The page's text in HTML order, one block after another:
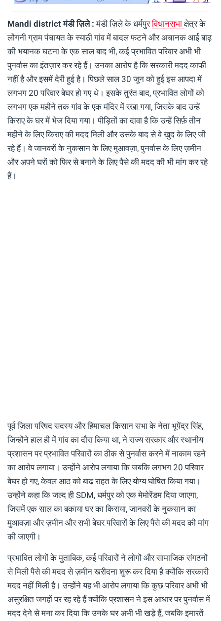
Mandi district मंडी ज़िले : मंडी ज़िले के धर्मपुरविधानसभा क्षेत्र के
लोंगनी ग्राम पंचायत के स्याठी गांव में बादल फटने और अचानक आई बाढ़
की भयानक घटना के एक साल बाद भी, कई प्रभावित परिवार अभी भी
पुनर्वास का इंतज़ार कर रहे हैं। उनका आरोप है कि सरकारी मदद काफ़ी
नहीं है और इसमें देरी हुई है। पिछले साल 30 जून को हुई इस आपदा में
लगभग 20 परिवार बेघर हो गए थे। इसके तुरंत बाद, प्रभावित लोगों को
लगभग एक महीने तक गांव के एक मंदिर में रखा गया, जिसके बाद उन्हें
किराए के घर में भेज दिया गया। पीड़ितों का दावा है कि उन्हें सिर्फ़ तीन
महीने के लिए किराए की मदद मिली और उसके बाद से वे खुद के लिए जी
रहे हैं। वे जानवरों के नुकसान के लिए मुआवज़ा, पुनर्वास के लिए ज़मीन
और अपने घरों को फिर से बनाने के लिए पैसे की मदद की भी मांग कर रहे
हैं।
पूर्व ज़िला परिषद सदस्य और हिमाचल किसान सभा के नेता भूपेंद्र सिंह,
जिन्होंने हाल ही में गांव का दौरा किया था, ने राज्य सरकार और स्थानीय
प्रशासन पर प्रभावित परिवारों का ठीक से पुनर्वास करने में नाकाम रहने
का आरोप लगाया। उन्होंने आरोप लगाया कि जबकि लगभग 20 परिवार
बेघर हो गए, केवल आठ को बाढ़ राहत के लिए योग्य घोषित किया गया।
उन्होंने कहा कि जल्द ही SDM, धर्मपुर को एक मेमोरेंडम दिया जाएगा,
जिसमें एक साल का बकाया घर का किराया, जानवरों के नुकसान का
मुआवज़ा और ज़मीन और सभी बेघर परिवारों के लिए पैसे की मदद की मांग
की जाएगी।
प्रभावित लोगों के मुताबिक, कई परिवारों ने लोगों और सामाजिक संगठनों
से मिली पैसे की मदद से ज़मीन खरीदना शुरू कर दिया है क्योंकि सरकारी
मदद नहीं मिली है। उन्होंने यह भी आरोप लगाया कि कुछ परिवार अभी भी
असुरक्षित जगहों पर रह रहे हैं क्योंकि प्रशासन ने इस आधार पर पुनर्वास में
मदद देने से मना कर दिया कि उनके घर अभी भी खड़े हैं, जबकि इमारतें